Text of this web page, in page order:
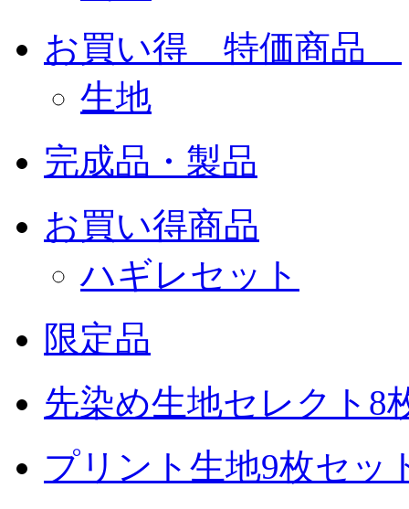
お買い得 特価商品
生地
完成品・製品
お買い得商品
ハギレセット
限定品
先染め生地セレクト8
プリント生地9枚セッ